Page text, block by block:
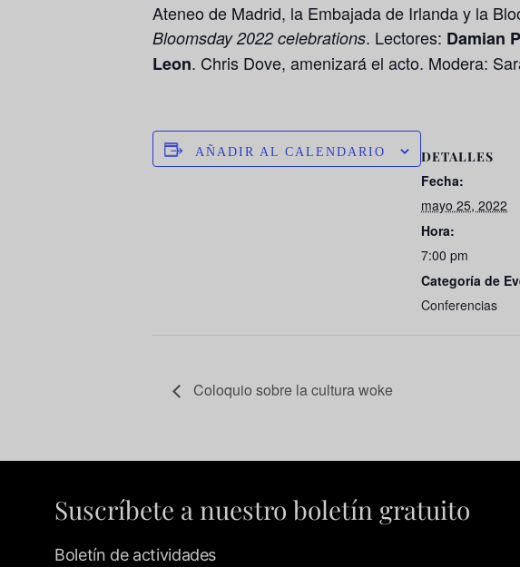
Ateneo de Madrid, la Embajada de Irlanda y la
Bloomsday 2022 celebrations. Lectores: Damian
Leon. Chris Dove, amenizará el acto. Modera:
AÑADIR AL CALENDARIO DETALLES
Fecha:
mayo 25, 2022
Hora:
7:00 pm
Categoría de
Conferencias
Coloquio sobre la cultura woke
Suscríbete a nuestro boletín gratuito
Boletín de actividades